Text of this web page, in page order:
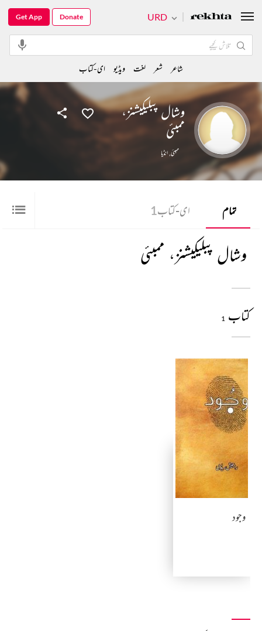
وشال پبلیکیشنز،
ممبئی
ممبئی,انڈیا
تمام ای-کتاب1
وشال پبلیکیشنز، ممبئی
کتاب 1
وجود
URD
Get App Donate
شاعر شعر لغت ویڈیو ای-کتاب